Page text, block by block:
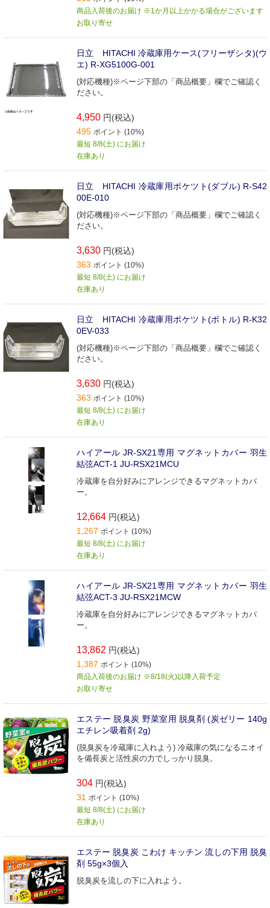
商品入荷後のお届け ※1か月以上かかる場合がございます
お取り寄せ
日立 HITACHI 冷蔵庫用ケース(フリーザシタ)(ウ
エ) R-XG5100G-001
(対応機種)※ページ下部の「商品概要」欄でご確認く
ださい。
4,950 円(税込)
495 ポイント (10%)
最短 8/8(土) にお届け
在庫あり
日立 HITACHI 冷蔵庫用ポケツト(ダブル) R-S42
00E-010
(対応機種)※ページ下部の「商品概要」欄でご確認く
ださい。
3,630 円(税込)
363 ポイント (10%)
最短 8/8(土) にお届け
在庫あり
日立 HITACHI 冷蔵庫用ポケツト(ボトル) R-K32
0EV-033
(対応機種)※ページ下部の「商品概要」欄でご確認く
ださい。
3,630 円(税込)
363 ポイント (10%)
最短 8/8(土) にお届け
在庫あり
ハイアール JR-SX21専用 マグネットカバー 羽生
結弦ACT-1 JU-RSX21MCU
冷蔵庫を自分好みにアレンジできるマグネットカバ
ー。
12,664 円(税込)
1,267 ポイント (10%)
最短 8/8(土) にお届け
在庫あり
ハイアール JR-SX21専用 マグネットカバー 羽生
結弦ACT-3 JU-RSX21MCW
冷蔵庫を自分好みにアレンジできるマグネットカバ
ー。
13,862 円(税込)
1,387 ポイント (10%)
商品入荷後のお届け ※8/18(火)以降入荷予定
お取り寄せ
エステー 脱臭炭 野菜室用 脱臭剤 (炭ゼリー 140g
エチレン吸着剤 2g)
(脱臭炭を冷蔵庫に入れよう) 冷蔵庫の気になるニオイ
を備長炭と活性炭の力でしっかり脱臭。
304 円(税込)
31 ポイント (10%)
最短 8/8(土) にお届け
在庫あり
エステー 脱臭炭 こわけ キッチン 流しの下用 脱臭
剤 55g×3個入
脱臭炭を流しの下に入れよう。